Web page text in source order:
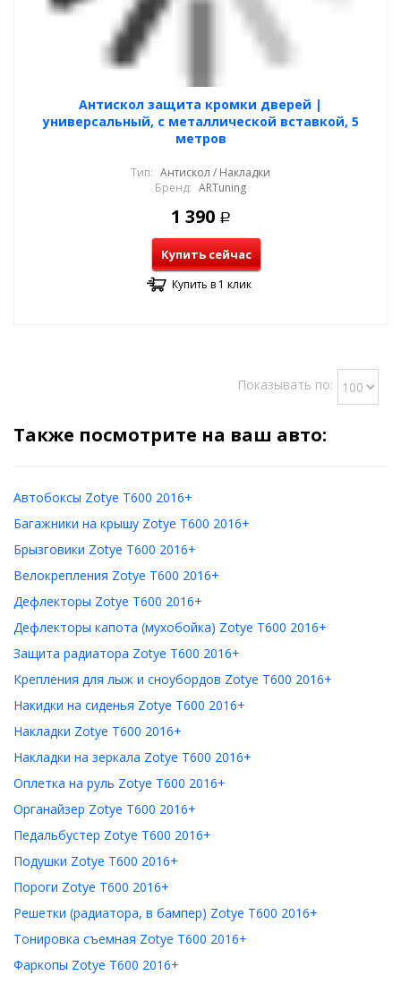
Антискол защита кромки дверей |
универсальный, с металлической вставкой, 5
метров
Тип: Антискол / Накладки
Бренд: ARTuning
1 390 Р
Купить сейчас
Купить в 1 клик
Показывать по:
Также посмотрите на ваш авто:
Автобоксы Zotye T600 2016+
Багажники на крышу Zotye T600 2016+
Брызговики Zotye T600 2016+
Велокрепления Zotye T600 2016+
Дефлекторы Zotye T600 2016+
Дефлекторы капота (мухобойка) Zotye T600 2016+
Защита радиатора Zotye T600 2016+
Крепления для лыж и сноубордов Zotye T600 2016+
Накидки на сиденья Zotye T600 2016+
Накладки Zotye T600 2016+
Накладки на зеркала Zotye T600 2016+
Оплетка на руль Zotye T600 2016+
Органайзер Zotye T600 2016+
Педальбустер Zotye T600 2016+
Подушки Zotye T600 2016+
Пороги Zotye T600 2016+
Решетки (радиатора, в бампер) Zotye T600 2016+
Тонировка съемная Zotye T600 2016+
Фаркопы Zotye T600 2016+